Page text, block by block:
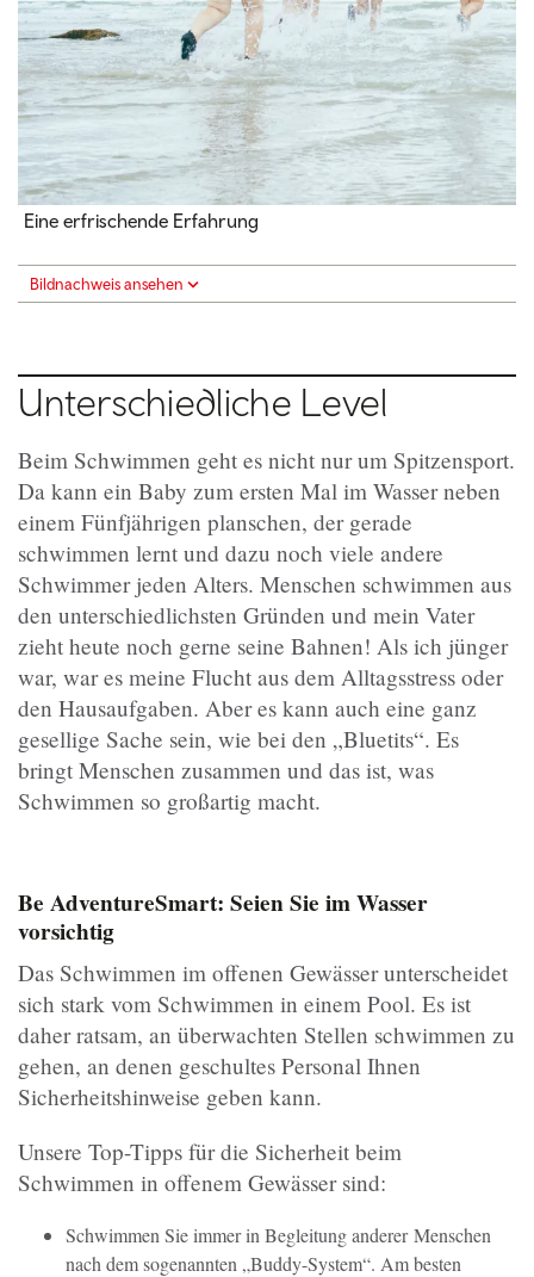
Eine erfrischende Erfahrung
Bildnachweis ansehen
Unterschiedliche Level
Beim Schwimmen geht es nicht nur um Spitzensport.
Da kann ein Baby zum ersten Mal im Wasser neben
einem Fünfjährigen planschen, der gerade
schwimmen lernt und dazu noch viele andere
Schwimmer jeden Alters. Menschen schwimmen aus
den unterschiedlichsten Gründen und mein Vater
zieht heute noch gerne seine Bahnen! Als ich jünger
war, war es meine Flucht aus dem Alltagsstress oder
den Hausaufgaben. Aber es kann auch eine ganz
gesellige Sache sein, wie bei den „Bluetits“. Es
bringt Menschen zusammen und das ist, was
Schwimmen so großartig macht.
Be AdventureSmart: Seien Sie im Wasser
vorsichtig
Das Schwimmen im offenen Gewässer unterscheidet
sich stark vom Schwimmen in einem Pool. Es ist
daher ratsam, an überwachten Stellen schwimmen zu
gehen, an denen geschultes Personal Ihnen
Sicherheitshinweise geben kann.
Unsere Top-Tipps für die Sicherheit beim
Schwimmen in offenem Gewässer sind:
Schwimmen Sie immer in Begleitung anderer Menschen
nach dem sogenannten „Buddy-System“. Am besten